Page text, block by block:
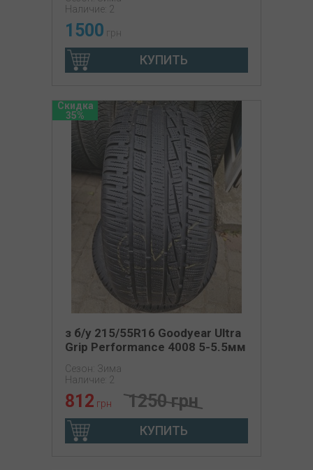
Наличие: 2
1500 грн
КУПИТЬ
Скидка
35%
з б/у 215/55R16 Goodyear Ultra
Grip Performance 4008 5-5.5мм
Сезон: Зима
Наличие: 2
812 грн 1250 грн
КУПИТЬ